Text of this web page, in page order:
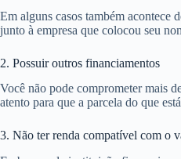
Em alguns casos também acontece
junto à empresa que colocou seu
2. Possuir outros financiamentos
Você não pode comprometer mais
atento para que a parcela do que
3. Não ter renda compatível com o